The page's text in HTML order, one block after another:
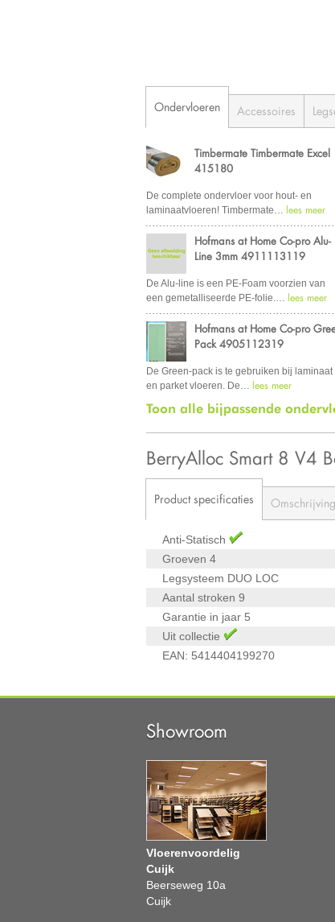
Ondervloeren Accessoires
Timbermate Timbermate Excel
415180
De complete ondervloer voor hout- en
laminaatvloeren! Timbermate… lees meer
Hofmans at Home Co-pro Alu-
Line 3mm 4911113119
De Alu-line is een PE-Foam voorzien van
een gemetalliseerde PE-folie.… lees meer
Hofmans at Home Co-pro
Pack 4905112319
De Green-pack is te gebruiken bij laminaat
en parket vloeren. De… lees meer
Toon alle bijpassende
BerryAlloc Smart 8 V4
Product specificaties Omschrijving
Anti-Statisch
Groeven 4
Legsysteem DUO LOC
Aantal stroken 9
Garantie in jaar 5
Uit collectie
EAN: 5414404199270
Showroom
Vloerenvoordelig
Cuijk
Beerseweg 10a
Cuijk